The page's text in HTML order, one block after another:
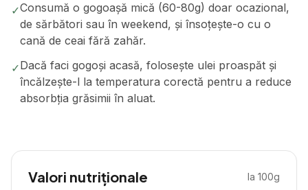
✓Consumă o gogoașă mică (60-80g) doar ocazional,
de sărbători sau în weekend, și însoțește-o cu o
cană de ceai fără zahăr.
✓Dacă faci gogoși acasă, folosește ulei proaspăt și
încălzește-l la temperatura corectă pentru a reduce
absorbția grăsimii în aluat.
Valori nutriționale la 100g